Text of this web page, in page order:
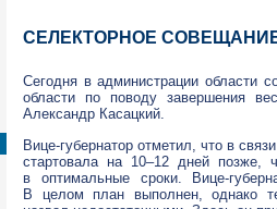
СЕЛЕКТОРНОЕ
Сегодня в администрации области
области по поводу завершения
Александр Касацкий.
Вице-губернатор отметил, что в
стартовала на 10–12 дней
в оптимальные сроки. Вице-
В целом план выполнен, однако